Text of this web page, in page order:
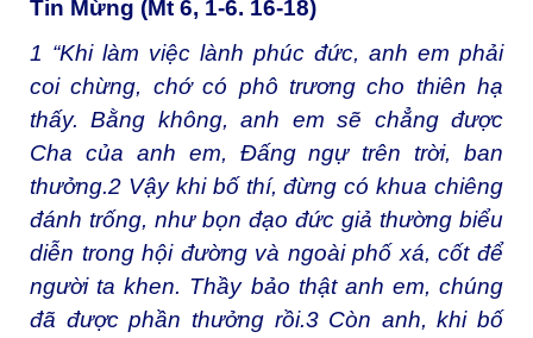
Tin Mừng (Mt 6, 1-6. 16-18)
1 “Khi làm việc lành phúc đức, anh em phải
coi chừng, chớ có phô trương cho thiên hạ
thấy. Bằng không, anh em sẽ chẳng được
Cha của anh em, Đấng ngự trên trời, ban
thưởng.2 Vậy khi bố thí, đừng có khua chiêng
đánh trống, như bọn đạo đức giả thường biểu
diễn trong hội đường và ngoài phố xá, cốt để
người ta khen. Thầy bảo thật anh em, chúng
đã được phần thưởng rồi.3Còn anh, khi bố